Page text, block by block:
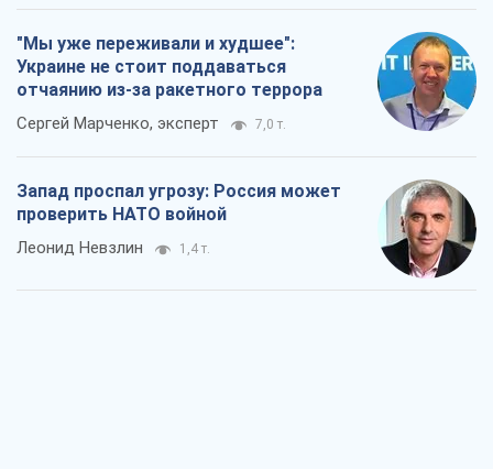
"Мы уже переживали и худшее":
Украине не стоит поддаваться
отчаянию из-за ракетного террора
Сергей Марченко, эксперт 7,0 т.
Запад проспал угрозу: Россия может
проверить НАТО войной
Леонид Невзлин 1,4 т.